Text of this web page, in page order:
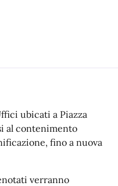
ubicati a Piazza
al contenimento
fino a nuova
verranno